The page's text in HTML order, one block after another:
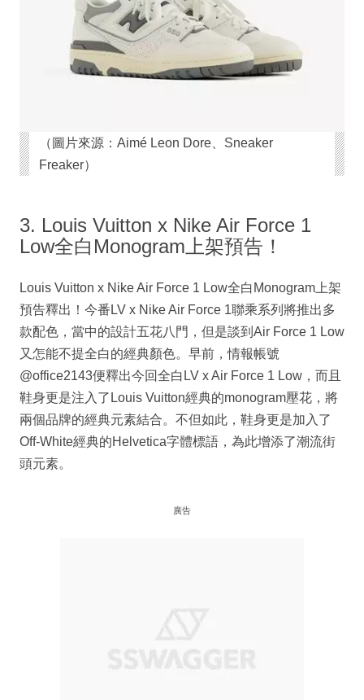
（圖片來源：Aimé Leon Dore、Sneaker
Freaker）
3. Louis Vuitton x Nike Air Force 1
Low全白Monogram上架預告！
Louis Vuitton x Nike Air Force 1 Low全白Monogram上架
預告釋出！今番LV x Nike Air Force 1聯乘系列將推出多
款配色，當中的設計五花八門，但是談到Air Force 1 Low
又怎能不提全白的經典顏色。早前，情報帳號
@office2143便釋出今回全白LV x Air Force 1 Low，而且
鞋身更是注入了Louis Vuitton經典的monogram壓花，將
兩個品牌的經典元素結合。不但如此，鞋身更是加入了
Off-White經典的Helvetica字體標語，為此增添了潮流街
頭元素。
廣告